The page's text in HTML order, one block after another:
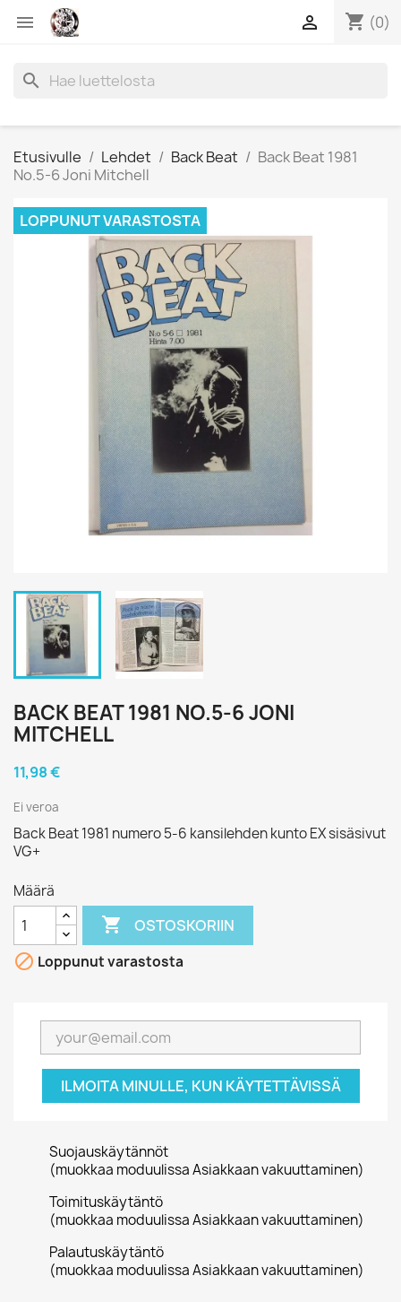
 shopping_cart (0)

search
Etusivulle Lehdet Back Beat
Back Beat 1981
No.5-6 Joni Mitchell
LOPPUNUT VARASTOSTA
BACK BEAT 1981 NO.5-6 JONI
MITCHELL
11,98 €
Ei veroa
Back Beat 1981 numero 5-6 kansilehden kunto EX sisäsivut
VG+
Määrä
 OSTOSKORIIN
 Loppunut varastosta
ILMOITA MINULLE, KUN KÄYTETTÄVISSÄ
Suojauskäytännöt
(muokkaa moduulissa Asiakkaan vakuuttaminen)
Toimituskäytäntö
(muokkaa moduulissa Asiakkaan vakuuttaminen)
Palautuskäytäntö
(muokkaa moduulissa Asiakkaan vakuuttaminen)